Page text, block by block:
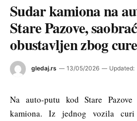
Sudar kamiona na
Stare Pazove,
obustavljen zbog
gledaj.rs 13/05/2026 Updated:
Na auto-putu kod Stare
kamiona. Iz jednog vozila